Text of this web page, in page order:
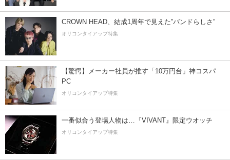
CROWN HEAD、結成1周年で見えた”バンドらしさ”
オリコンタイアップ特集
【驚愕】メーカー社員が推す「10万円台」神コスパ
PC
オリコンタイアップ特集
一番似合う登場人物は…『VIVANT』限定ウオッチ
オリコンタイアップ特集